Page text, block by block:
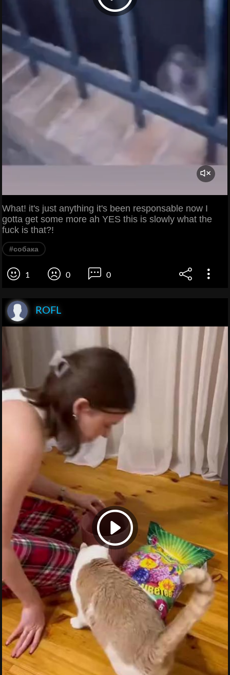
What! it's just anything it's been responsable now I
gotta get some more ah YES this is slowly what the
fuck is that?!
#собака
1 0 0
ROFL